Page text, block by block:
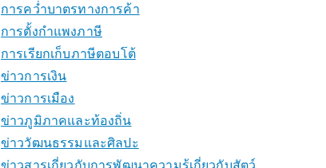
การคว่ำบาตรทางการค้า
การตั้งกำแพงภาษี
การเรียกเก็บภาษีตอบโต้
ข่าวการเงิน
ข่าวการเมือง
ข่าวภูมิภาคและท้องถิ่น
ข่าววัฒนธรรมและศิลปะ
ข่าวสารเกี่ยวกับการพัฒนาความรู้เกี่ยวกับสัตว์